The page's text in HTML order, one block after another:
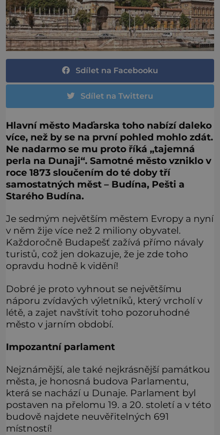
Sdílet na Facebooku
Sdílet na Twitteru
Hlavní město Maďarska toho nabízí daleko
více, než by se na první pohled mohlo zdát.
Ne nadarmo se mu proto říká „tajemná
perla na Dunaji“. Samotné město vzniklo v
roce 1873 sloučením do té doby tří
samostatných měst – Budína, Pešti a
Starého Budína.
Je sedmým největším městem Evropy a nyní
v něm žije více než 2 miliony obyvatel.
Každoročně Budapešť zažívá přímo návaly
turistů, což jen dokazuje, že je zde toho
opravdu hodně k vidění!
Dobré je proto vyhnout se největšímu
náporu zvídavých výletníků, který vrcholí v
létě, a zajet navštívit toho pozoruhodné
město v jarním období.
Impozantní parlament
Nejznámější, ale také nejkrásnější památkou
města, je honosná budova Parlamentu,
která se nachází u Dunaje. Parlament byl
postaven na přelomu 19. a 20. století a v této
budově najdete neuvěřitelných 691
místností!